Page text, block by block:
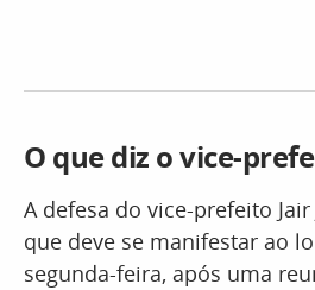
O que diz o vice-
A defesa do vice-prefeito
que deve se manifestar ao
segunda-feira, após uma